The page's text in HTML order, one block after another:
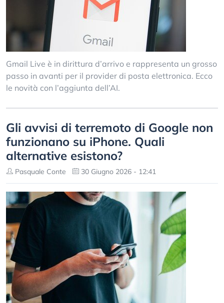
Gmail Live è in dirittura d’arrivo e rappresenta un grosso
passo in avanti per il provider di posta elettronica. Ecco
le novità con l’aggiunta dell’AI.
Gli avvisi di terremoto di Google non
funzionano su iPhone. Quali
alternative esistono?
Pasquale Conte 30 Giugno 2026 - 12:41